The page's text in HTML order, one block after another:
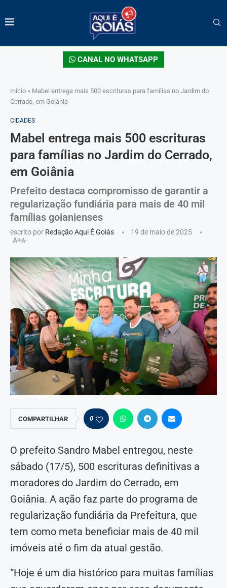
CANAL NO WHATSAPP
Início » Mabel entrega mais 500 escrituras para famílias no Jardim do
Cerrado, em Goiânia
CIDADES
Mabel entrega mais 500 escrituras
para famílias no Jardim do Cerrado,
em Goiânia
Prefeito destaca compromisso de garantir a
regularização fundiária para mais de 40 mil
famílias goianienses
escrito por Redação Aqui É Goiás
19 de maio de 2025
A+A-
COMPARTILHAR 0
O prefeito Sandro Mabel entregou, neste
sábado (17/5), 500 escrituras definitivas a
moradores do Jardim do Cerrado, em
Goiânia. A ação faz parte do programa de
regularização fundiária da Prefeitura, que
tem como meta beneficiar mais de 40 mil
imóveis até o fim da atual gestão.
“Hoje é um dia histórico para muitas famílias